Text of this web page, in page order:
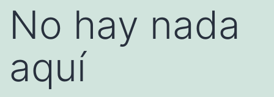
No hay nada
aquí